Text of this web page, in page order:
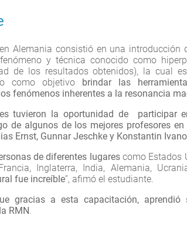
Alemania consistió en una introducción
y técnica conocido como
de los resultados obtenidos), la cual
como objetivo brindar las
fenómenos inherentes a la resonancia
tuvieron la oportunidad de participar
de algunos de los mejores profesores
Ernst, Gunnar Jeschke y Konstantin
de diferentes lugarescomo Estados
Inglaterra, India, Alemania,
fue increíble”, afimó el estudiante.
gracias a esta capacitación,
RMN.